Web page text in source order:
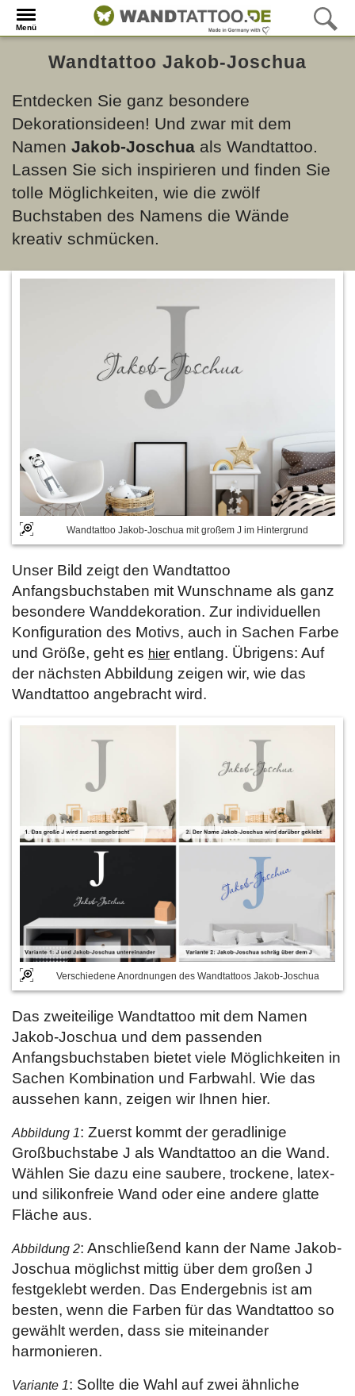
Menü
Wandtattoo Jakob-Joschua
Entdecken Sie ganz besondere
Dekorationsideen! Und zwar mit dem
Namen Jakob-Joschua als Wandtattoo.
Lassen Sie sich inspirieren und finden Sie
tolle Möglichkeiten, wie die zwölf
Buchstaben des Namens die Wände
kreativ schmücken.
Wandtattoo Jakob-Joschua mit großem J im Hintergrund
Unser Bild zeigt den Wandtattoo
Anfangsbuchstaben mit Wunschname als ganz
besondere Wanddekoration. Zur individuellen
Konfiguration des Motivs, auch in Sachen Farbe
und Größe, geht es hier entlang. Übrigens: Auf
der nächsten Abbildung zeigen wir, wie das
Wandtattoo angebracht wird.
Verschiedene Anordnungen des Wandtattoos Jakob-Joschua
Das zweiteilige Wandtattoo mit dem Namen
Jakob-Joschua und dem passenden
Anfangsbuchstaben bietet viele Möglichkeiten in
Sachen Kombination und Farbwahl. Wie das
aussehen kann, zeigen wir Ihnen hier.
Abbildung 1: Zuerst kommt der geradlinige
Großbuchstabe J als Wandtattoo an die Wand.
Wählen Sie dazu eine saubere, trockene, latex-
und silikonfreie Wand oder eine andere glatte
Fläche aus.
Abbildung 2: Anschließend kann der Name Jakob-
Joschua möglichst mittig über dem großen J
festgeklebt werden. Das Endergebnis ist am
besten, wenn die Farben für das Wandtattoo so
gewählt werden, dass sie miteinander
harmonieren.
Variante 1: Sollte die Wahl auf zwei ähnliche